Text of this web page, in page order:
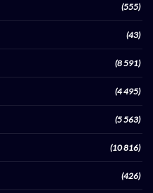
(555)
(43)
(8 591)
(4 495)
(5 563)
(10 816)
(426)